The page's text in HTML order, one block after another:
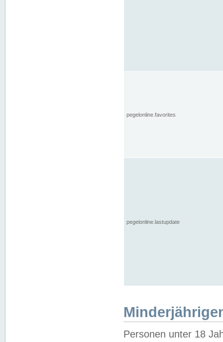
pegelonline.favorites
pegelonline.lastupdate
Personen unter 18